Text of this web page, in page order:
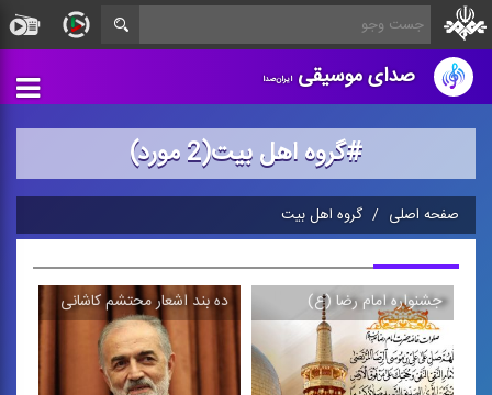
صدای موسیقیایران‌صدا
#گروه اهل بیت(2 مورد)
صفحه اصلی گروه اهل بیت
جشنواره امام رضا (ع) ده بند اشعار محتشم كاشانی